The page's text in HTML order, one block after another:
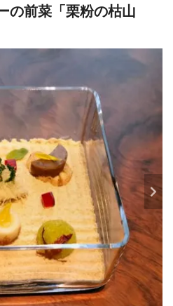
の前菜「栗粉の枯山